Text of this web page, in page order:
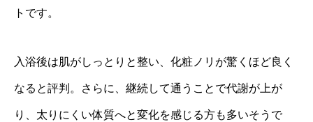
トです。
入浴後は肌がしっとりと整い、化粧ノリが驚くほど良く
なると評判。さらに、継続して通うことで代謝が上が
り、太りにくい体質へと変化を感じる方も多いそうで